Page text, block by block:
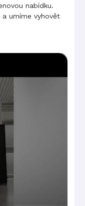
nabídku.
a umíme vyhovět